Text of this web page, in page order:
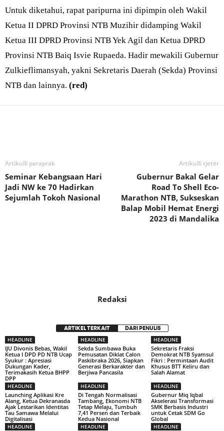
Untuk diketahui, rapat paripurna ini dipimpin oleh Wakil
Ketua II DPRD Provinsi NTB Muzihir didamping Wakil
Ketua III DPRD Provinsi NTB Yek Agil dan Ketua DPRD
Provinsi NTB Baiq Isvie Rupaeda. Hadir mewakili Gubernur
Zulkieflimansyah, yakni Sekretaris Daerah (Sekda) Provinsi
NTB dan lainnya. (red)
Artikulli paraprak
Seminar Kebangsaan Hari
Jadi NW ke 70 Hadirkan
Sejumlah Tokoh Nasional
Artikulli tjetër
Gubernur Bakal Gelar
Road To Shell Eco-
Marathon NTB, Sukseskan
Balap Mobil Hemat Energi
2023 di Mandalika
Redaksi
ARTIKEL TERKAIT DARI PENULIS
HEADLINE
IJU Divonis Bebas, Wakil
Ketua I DPD PD NTB Ucap
Syukur : Apresiasi
Dukungan Kader,
Terimakasih Ketua BHPP
DPP
HEADLINE
Sekda Sumbawa Buka
Pemusatan Diklat Calon
Paskibraka 2026, Siapkan
Generasi Berkarakter dan
Berjiwa Pancasila
HEADLINE
Sekretaris Fraksi
Demokrat NTB Syamsul
Fikri : Permintaan Audit
Khusus BTT Keliru dan
Salah Alamat
HEADLINE
Launching Aplikasi Kre
Alang, Ketua Dekranasda
Ajak Lestarikan Identitas
Tau Samawa Melalui
Digitalisasi
HEADLINE
Di Tengah Normalisasi
Tambang, Ekonomi NTB
Tetap Melaju, Tumbuh
7,41 Persen dan Terbaik
Kedua Nasional
HEADLINE
Gubernur Miq Iqbal
Akselerasi Transformasi
SMK Berbasis Industri
untuk Cetak SDM Go
Global
HEADLINE HEADLINE HEADLINE